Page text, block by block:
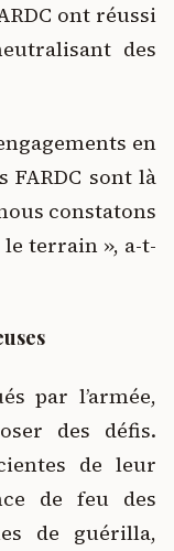
ont réussi
des
en
FARDC sont là
constatons
terrain », a-t-
par l’armée,
des défis.
de leur
de feu des
de guérilla,